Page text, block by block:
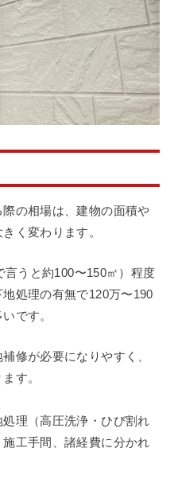
の相場は、建物の面積や
く変わります。
うと約100〜150㎡）程度
処理の有無で120万〜190
です。
修が必要になりやすく、
す。
理（高圧洗浄・ひび割れ
工手間、諸経費に分かれ